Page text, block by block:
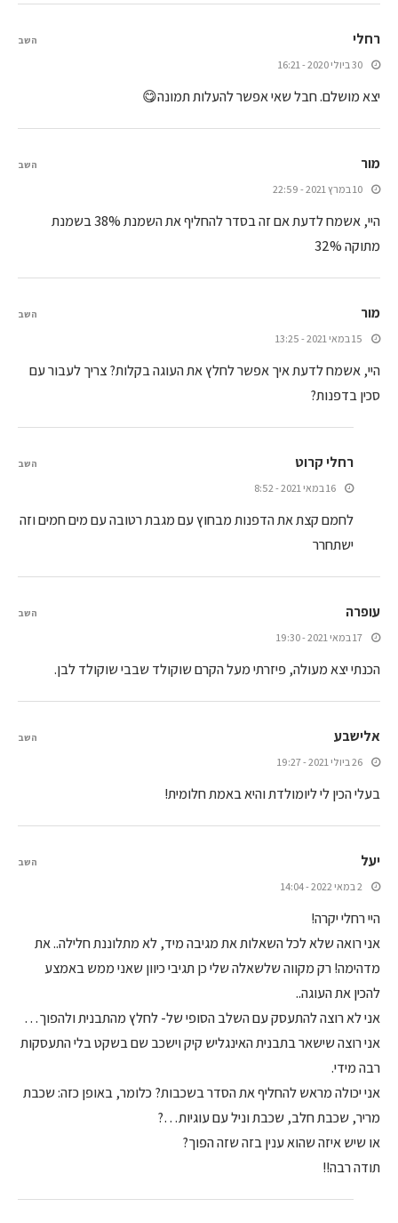
רחלי
30 ביולי 2020 - 16:21
יצא מושלם. חבל שאי אפשר להעלות תמונה😋
השב
מור
10 במרץ 2021 - 22:59
היי, אשמח לדעת אם זה בסדר להחליף את השמנת 38% בשמנת
מתוקה 32%
השב
מור
15 במאי 2021 - 13:25
היי, אשמח לדעת איך אפשר לחלץ את העוגה בקלות? צריך לעבור עם
סכין בדפנות?
השב
רחלי קרוט
16 במאי 2021 - 8:52
לחמם קצת את הדפנות מבחוץ עם מגבת רטובה עם מים חמים וזה
ישתחרר
השב
עופרה
17 במאי 2021 - 19:30
הכנתי יצא מעולה, פיזרתי מעל הקרם שוקולד שבבי שוקולד לבן.
השב
אלישבע
26 ביולי 2021 - 19:27
בעלי הכין לי ליומולדת והיא באמת חלומית!
השב
יעל
2 במאי 2022 - 14:04
היי רחלי יקרה!
אני רואה שלא לכל השאלות את מגיבה מיד, לא מתלוננת חלילה.. את
מדהימה! רק מקווה שלשאלה שלי כן תגיבי כיוון שאני ממש באמצע
להכין את העוגה..
אני לא רוצה להתעסק עם השלב הסופי של- לחלץ מהתבנית ולהפוך…
אני רוצה שישאר בתבנית האינגליש קיק וישכב שם בשקט בלי התעסקות
רבה מידי.
אני יכולה מראש להחליף את הסדר בשכבות? כלומר, באופן כזה: שכבת
מריר, שכבת חלב, שכבת וניל עם עוגיות…?
או שיש איזה שהוא ענין בזה שזה הפוך?
תודה רבה!!
השב